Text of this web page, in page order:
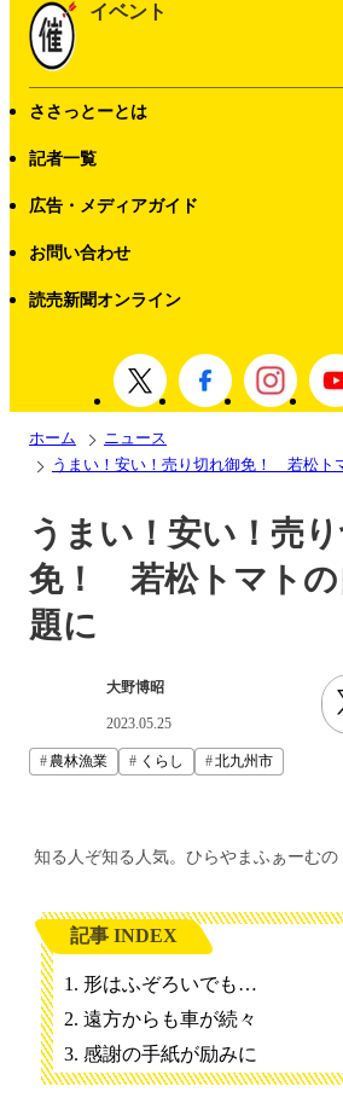
イベント
ささっとーとは
記者一覧
広告・メディアガイド
お問い合わせ
読売新聞オンライン
ホーム
ニュース
うまい！安い！売り切れ御免！ 若松ト
うまい！安い！売
免！ 若松トマトの
題に
大野博昭
2023.05.25
農林漁業 くらし 北九州市
知る人ぞ知る人気。ひらやまふぁーむ
記事 INDEX
形はふぞろいでも…
遠方からも車が続々
感謝の手紙が励みに